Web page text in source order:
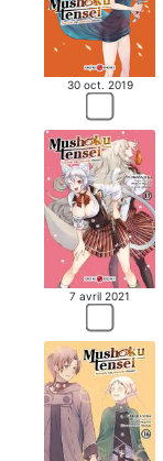
30 oct. 2019
7 avril 2021